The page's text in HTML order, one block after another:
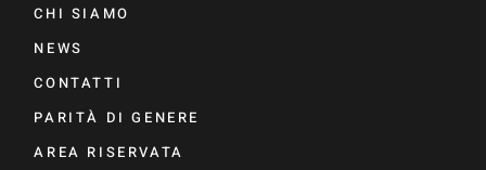
CHI SIAMO
NEWS
CONTATTI
PARITÀ DI GENERE
AREA RISERVATA